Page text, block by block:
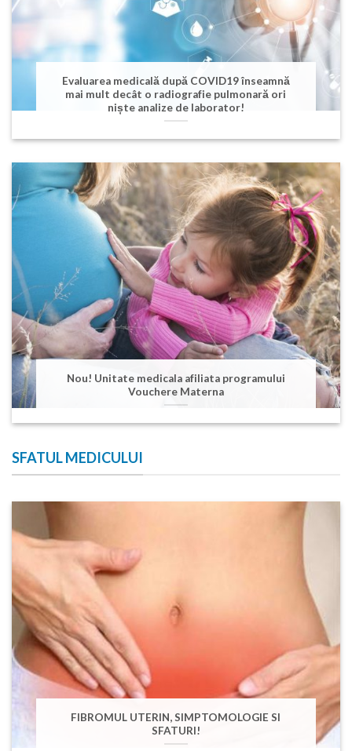
Evaluarea medicală după COVID19 înseamnă
mai mult decât o radiografie pulmonară ori
niște analize de laborator!
Nou! Unitate medicala afiliata programului
Vouchere Materna
SFATUL MEDICULUI
FIBROMUL UTERIN, SIMPTOMOLOGIE SI
SFATURI!